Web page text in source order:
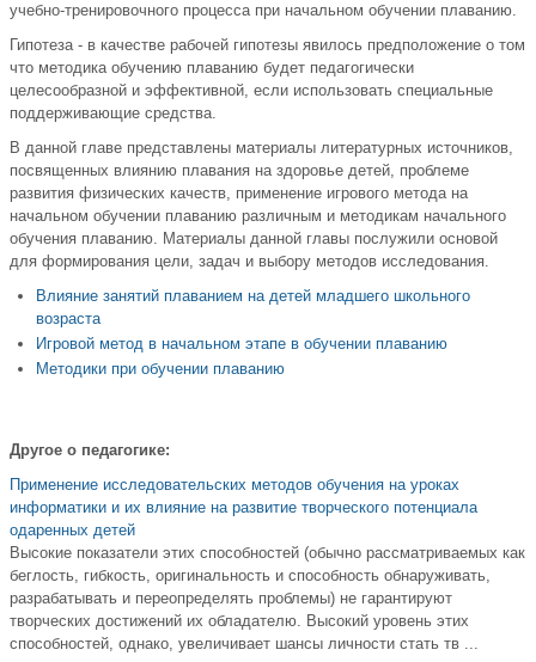
учебно-тренировочного процесса при начальном обучении плаванию.
Гипотеза - в качестве рабочей гипотезы явилось предположение о том
что методика обучению плаванию будет педагогически
целесообразной и эффективной, если использовать специальные
поддерживающие средства.
В данной главе представлены материалы литературных источников,
посвященных влиянию плавания на здоровье детей, проблеме
развития физических качеств, применение игрового метода на
начальном обучении плаванию различным и методикам начального
обучения плаванию. Материалы данной главы послужили основой
для формирования цели, задач и выбору методов исследования.
Влияние занятий плаванием на детей младшего школьного
возраста
Игровой метод в начальном этапе в обучении плаванию
Методики при обучении плаванию
Другое о педагогике:
Применение исследовательских методов обучения на уроках
информатики и их влияние на развитие творческого потенциала
одаренных детей
Высокие показатели этих способностей (обычно рассматриваемых как
беглость, гибкость, оригинальность и способность обнаруживать,
разрабатывать и переопределять проблемы) не гарантируют
творческих достижений их обладателю. Высокий уровень этих
способностей, однако, увеличивает шансы личности стать тв ...